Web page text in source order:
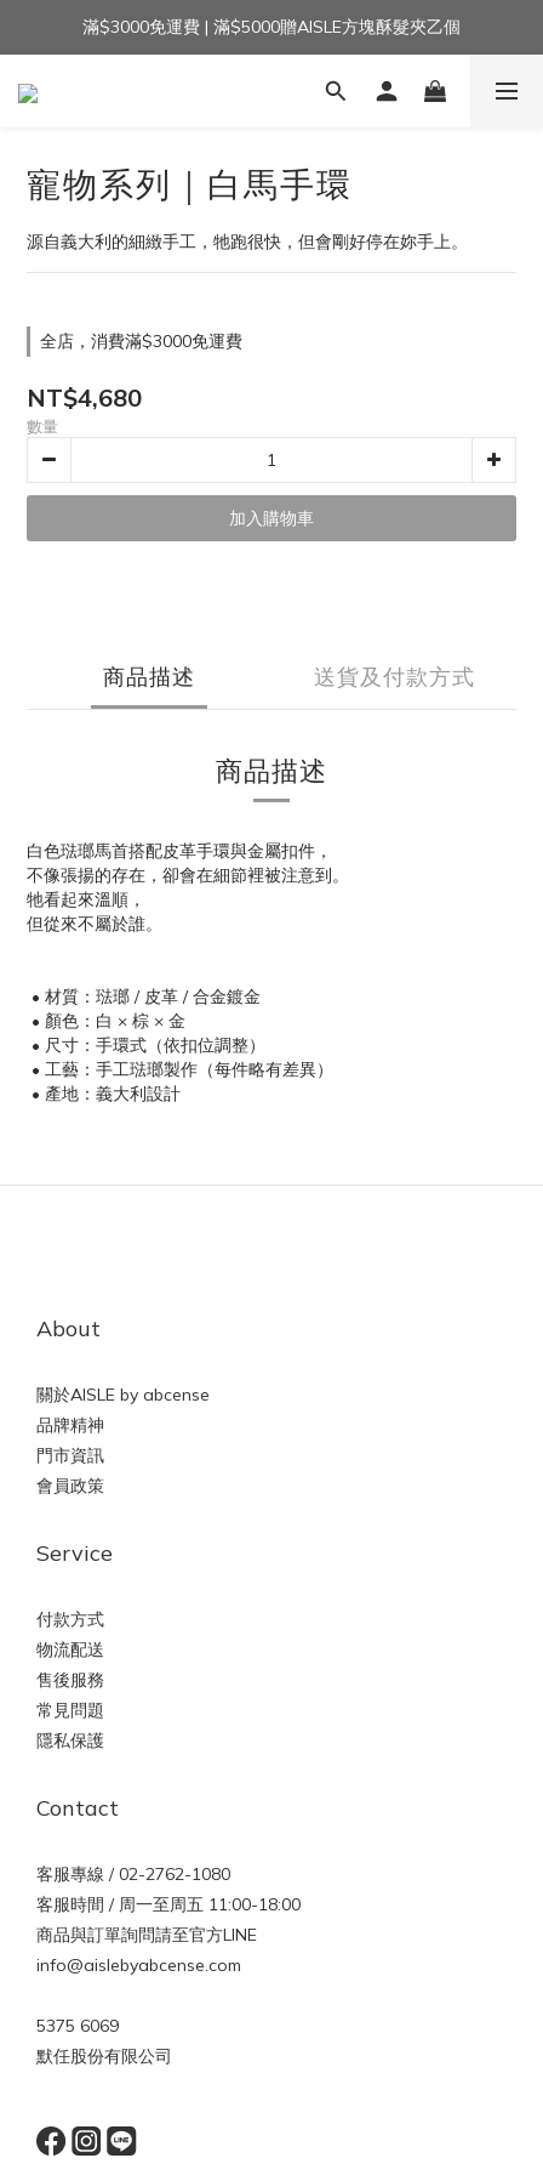
加入官方LINE｜領$100 👉
滿$3000免運費 | 滿$5000贈AISLE方塊酥髮夾乙個
加入官方LINE｜領$100 👉
寵物系列｜白馬手環
源自義大利的細緻手工，牠跑很快，但會剛好停在妳手上。
全店，消費滿$3000免運費
NT$4,680
數量
加入購物車
商品描述 送貨及付款方式
商品描述
白色琺瑯馬首搭配皮革手環與金屬扣件，
不像張揚的存在，卻會在細節裡被注意到。
牠看起來溫順，
但從來不屬於誰。
• 材質：琺瑯 / 皮革 / 合金鍍金
• 顏色：白 × 棕 × 金
• 尺寸：手環式（依扣位調整）
• 工藝：手工琺瑯製作（每件略有差異）
• 產地：義大利設計
About
關於AISLE by abcense
品牌精神
門市資訊
會員政策
Service
付款方式
物流配送
售後服務
常見問題
隱私保護
Contact
客服專線 / 02-2762-1080
客服時間 / 周一至周五 11:00-18:00
商品與訂單詢問請至官方LINE
info@aislebyabcense.com
5375 6069
默任股份有限公司